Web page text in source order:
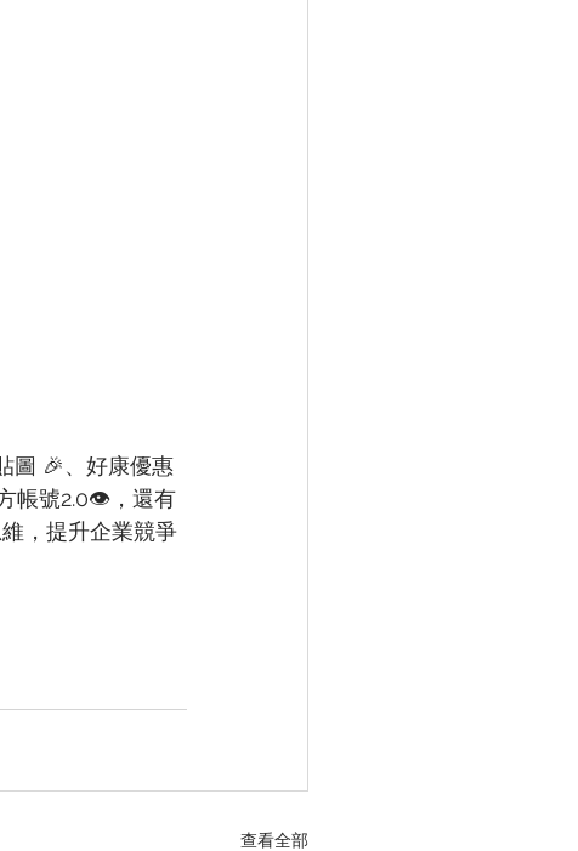
圖 🎉、好康優惠
帳號2.0👁，還有
，提升企業競爭
查看全部